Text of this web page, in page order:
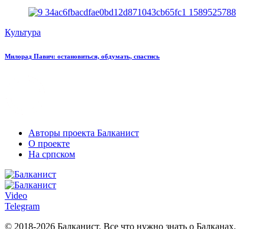
Культура
Милорад Павич: остановиться, обдумать, спастись
Авторы проекта Балканист
О проекте
На српском
Video
Telegram
© 2018-2026 Балканист. Все что нужно знать о Балканах.